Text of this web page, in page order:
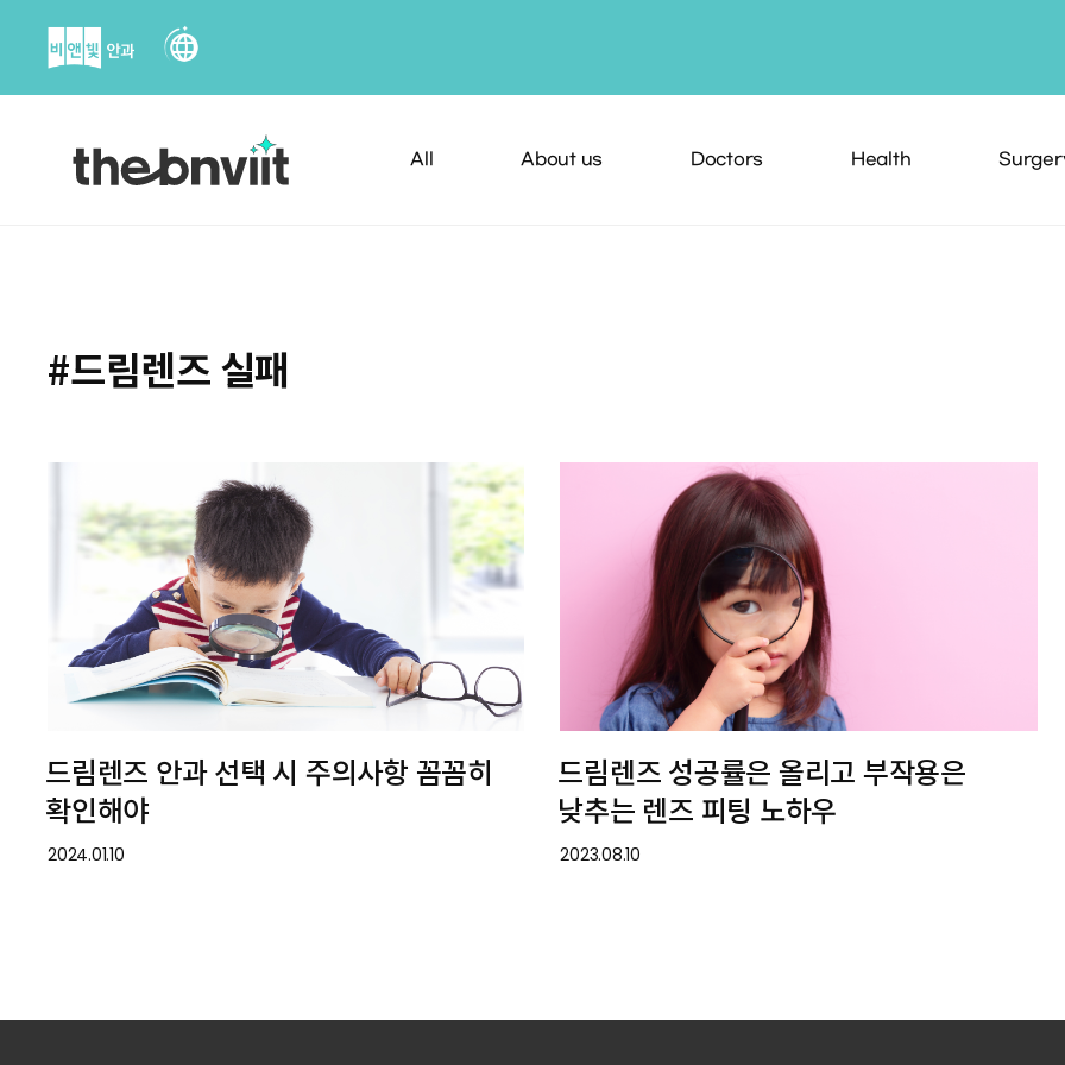
content
All About us Doctors Health
#드림렌즈 실패
드림렌즈 안과 선택 시 주의사항 꼼꼼히
확인해야
2024.01.10
드림렌즈 성공률은 올리고 부작용은
낮추는 렌즈 피팅 노하우
2023.08.10